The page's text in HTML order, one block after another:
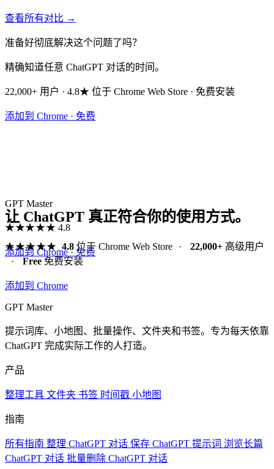
查看所有对比 →
准备好彻底解决这个问题了吗？
精确知道任意 ChatGPT 对话的时间。
22,000+ 用户 · 4.8★ 位于 Chrome Web Store · 免费安装
添加到 Chrome · 免费
GPT Master
★★★★★ 4.8
添加到 Chrome · 免费
让 ChatGPT 真正符合你的使用方式。
★★★★★ 4.8位于 Chrome Web Store · 22,000+高级用户
·
Free 免费安装
添加到 Chrome
GPT Master
提示词库、小地图、批量操作、文件夹和书签。专为每天依靠
ChatGPT 完成实际工作的人打造。
产品
整理工具 文件夹 书签 时间戳 小地图
指南
所有指南 整理 ChatGPT 对话 保存 ChatGPT 提示词 浏览长篇
ChatGPT 对话 批量删除 ChatGPT 对话